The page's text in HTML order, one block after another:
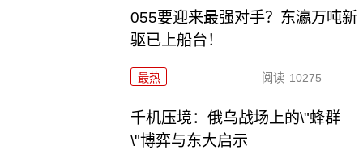
055要迎来最强对手？东瀛万吨新
驱已上船台！
最热 阅读 10275
千机压境：俄乌战场上的\"蜂群
\"博弈与东大启示